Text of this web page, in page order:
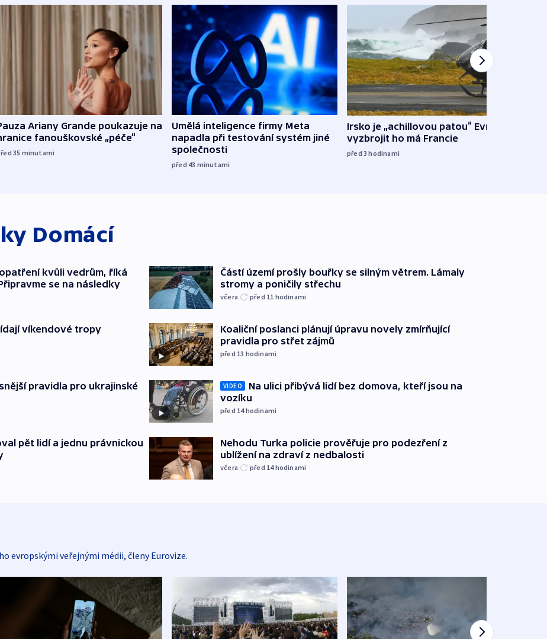
Ariany Grande poukazuje na
fanouškovské „péče“
35 minutami
Umělá inteligence firmy Meta
napadla při testování systém jiné
společnosti
před 43 minutami
Irsko je „achillovou patou“ Evropy,
vyzbrojit ho má Francie
před 3hodinami
Domácí
kvůli vedrům, říká
se na následky
víkendové tropy
pravidla pro ukrajinské
pět lidí a jednu právnickou
Částí území prošly bouřky se silným větrem. Lámaly
stromy a poničily střechu
včera před 11 hodinami
Koaliční poslanci plánují úpravu novely zmírňující
pravidla pro střet zájmů
před 13 hodinami
VIDEO
Na ulici přibývá lidí bez domova, kteří jsou na
vozíku
před 14hodinami
Nehodu Turka policie prověřuje pro podezření z
ublížení na zdraví z nedbalosti
včera před 14hodinami
evropskými veřejnými médii, členy Eurovize.